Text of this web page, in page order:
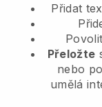
Přidat
Povolit
Přeložte
nebo
umělá